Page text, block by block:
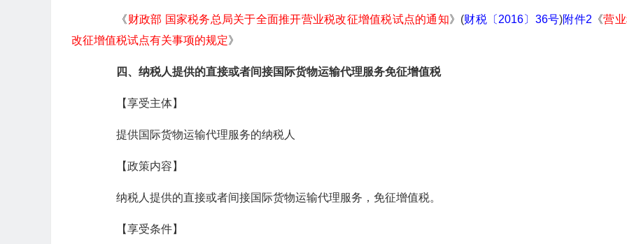
《财政部 国家税务总局关于全面推开营业税改征增值税试点的通知》(财税〔2016〕36号)附件2 《营
改征增值税试点有关事项的规定》
四、纳税人提供的直接或者间接国际货物运输代理服务免征增值税
【享受主体】
提供国际货物运输代理服务的纳税人
【政策内容】
纳税人提供的直接或者间接国际货物运输代理服务，免征增值税。
【享受条件】